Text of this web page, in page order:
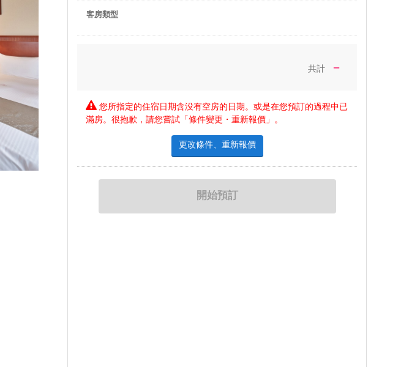
客房類型
共計 －
您所指定的住宿日期含没有空房的日期。或是在您預訂的過程中已
滿房。很抱歉，請您嘗試「條件變更・重新報價」。
更改條件、重新報價